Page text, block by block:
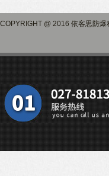
COPYRIGHT @ 2016 依客思防